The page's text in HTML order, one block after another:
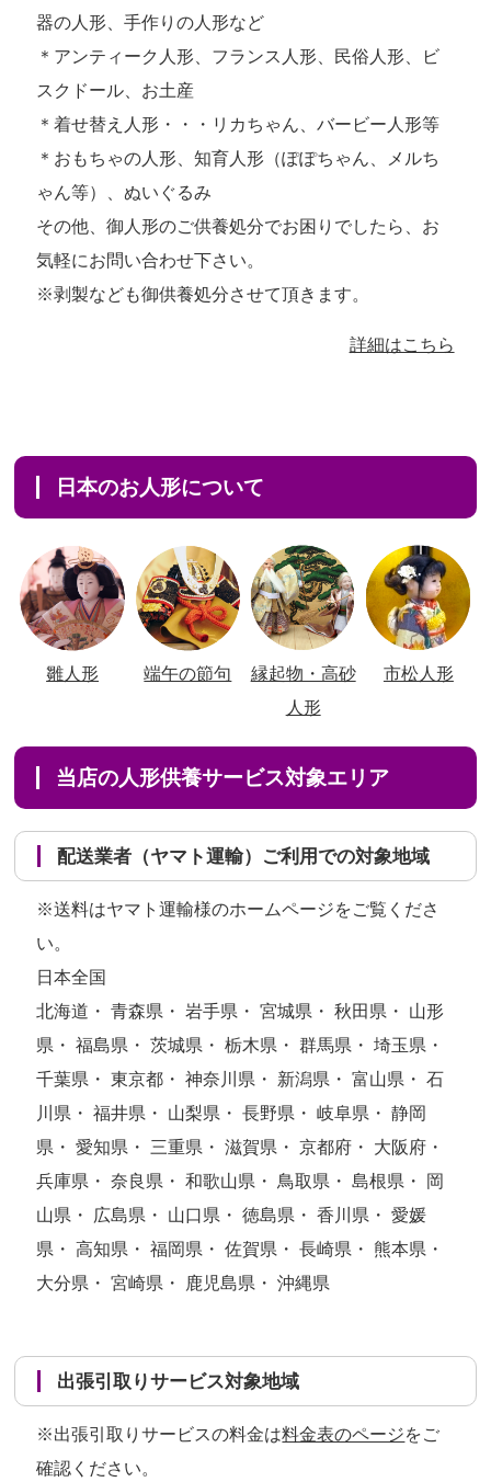
器の人形、手作りの人形など
＊アンティーク人形、フランス人形、民俗人形、ビ
スクドール、お土産
＊着せ替え人形・・・リカちゃん、バービー人形等
＊おもちゃの人形、知育人形（ぽぽちゃん、メルち
ゃん等）、ぬいぐるみ
その他、御人形のご供養処分でお困りでしたら、お
気軽にお問い合わせ下さい。
※剥製なども御供養処分させて頂きます。
詳細はこちら
日本のお人形について
雛人形 端午の節句
縁起物・高砂
人形
市松人形
当店の人形供養サービス対象エリア
配送業者（ヤマト運輸）ご利用での対象地域
※送料はヤマト運輸様のホームページをご覧くださ
い。
日本全国
北海道・ 青森県・ 岩手県・ 宮城県・ 秋田県・ 山形
県・ 福島県・ 茨城県・ 栃木県・ 群馬県・ 埼玉県・
千葉県・ 東京都・ 神奈川県・ 新潟県・ 富山県・ 石
川県・ 福井県・ 山梨県・ 長野県・ 岐阜県・ 静岡
県・ 愛知県・ 三重県・ 滋賀県・ 京都府・ 大阪府・
兵庫県・ 奈良県・ 和歌山県・ 鳥取県・ 島根県・ 岡
山県・ 広島県・ 山口県・ 徳島県・ 香川県・ 愛媛
県・ 高知県・ 福岡県・ 佐賀県・ 長崎県・ 熊本県・
大分県・ 宮崎県・ 鹿児島県・ 沖縄県
出張引取りサービス対象地域
※出張引取りサービスの料金は料金表のページをご
確認ください。